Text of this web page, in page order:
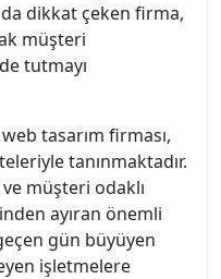
dikkat çeken firma,
müşteri
tutmayı
tasarım firması,
tanınmaktadır.
müşteri odaklı
ayıran önemli
gün büyüyen
işletmelere